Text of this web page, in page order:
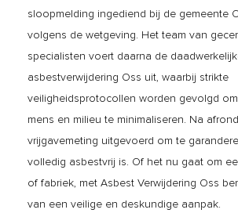
sloopmelding ingediend bij de gemeente
volgens de wetgeving. Het team van
specialisten voert daarna de
asbestverwijdering Oss uit, waarbij strikte
veiligheidsprotocollen worden gevolgd
mens en milieu te minimaliseren. Na
vrijgavemeting uitgevoerd om te
volledig asbestvrij is. Of het nu gaat om
of fabriek, met Asbest Verwijdering Oss
van een veilige en deskundige aanpak.